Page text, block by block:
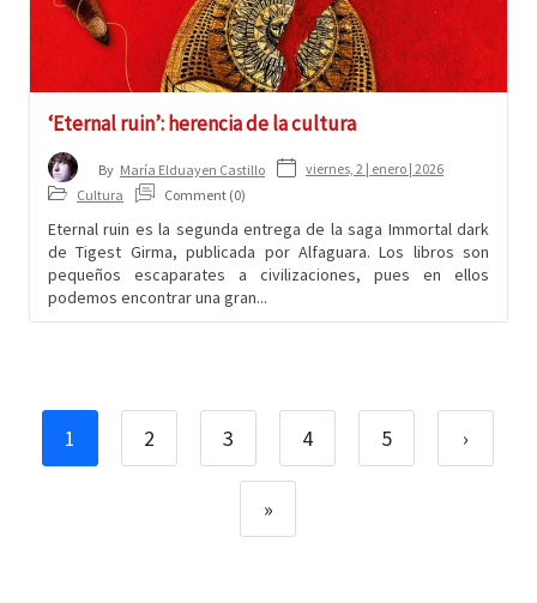
‘Eternal ruin’: herencia de la cultura
By María Elduayen Castillo
viernes, 2 | enero | 2026
Cultura
Comment (0)
Eternal ruin es la segunda entrega de la saga Immortal dark
de Tigest Girma, publicada por Alfaguara. Los libros son
pequeños escaparates a civilizaciones, pues en ellos
podemos encontrar una gran...
1 2 3 4 5 ›
»